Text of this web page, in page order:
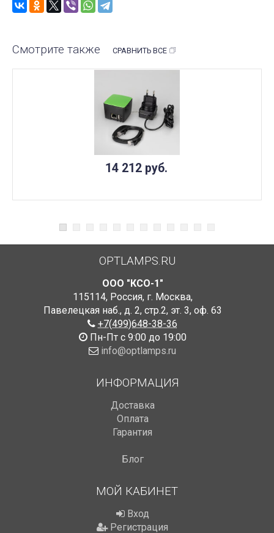
Смотрите также СРАВНИТЬ ВСЕ
14 212 руб.
OPTLAMPS.RU
ООО "КСО-1"
115114, Россия, г. Москва,
Павелецкая наб., д. 2, стр.2, эт. 3, оф. 63
+7(499)648-38-36
Пн-Пт с 9:00 до 19:00
info@optlamps.ru
ИНФОРМАЦИЯ
Доставка
Оплата
Гарантия
Блог
МОЙ КАБИНЕТ
Вход
Регистрация